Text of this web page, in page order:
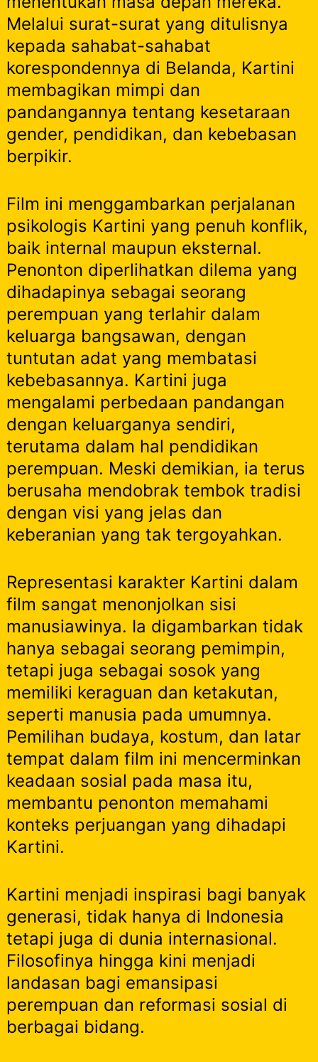
Melalui surat-surat yang ditulisnya
kepada sahabat-sahabat
korespondennya di Belanda, Kartini
membagikan mimpi dan
pandangannya tentang kesetaraan
gender, pendidikan, dan kebebasan
berpikir.
Film ini menggambarkan perjalanan
psikologis Kartini yang penuh konflik,
baik internal maupun eksternal.
Penonton diperlihatkan dilema yang
dihadapinya sebagai seorang
perempuan yang terlahir dalam
keluarga bangsawan, dengan
tuntutan adat yang membatasi
kebebasannya. Kartini juga
mengalami perbedaan pandangan
dengan keluarganya sendiri,
terutama dalam hal pendidikan
perempuan. Meski demikian, ia terus
berusaha mendobrak tembok tradisi
dengan visi yang jelas dan
keberanian yang tak tergoyahkan.
Representasi karakter Kartini dalam
film sangat menonjolkan sisi
manusiawinya. Ia digambarkan tidak
hanya sebagai seorang pemimpin,
tetapi juga sebagai sosok yang
memiliki keraguan dan ketakutan,
seperti manusia pada umumnya.
Pemilihan budaya, kostum, dan latar
tempat dalam film ini mencerminkan
keadaan sosial pada masa itu,
membantu penonton memahami
konteks perjuangan yang dihadapi
Kartini.
Kartini menjadi inspirasi bagi banyak
generasi, tidak hanya di Indonesia
tetapi juga di dunia internasional.
Filosofinya hingga kini menjadi
landasan bagi emansipasi
perempuan dan reformasi sosial di
berbagai bidang.